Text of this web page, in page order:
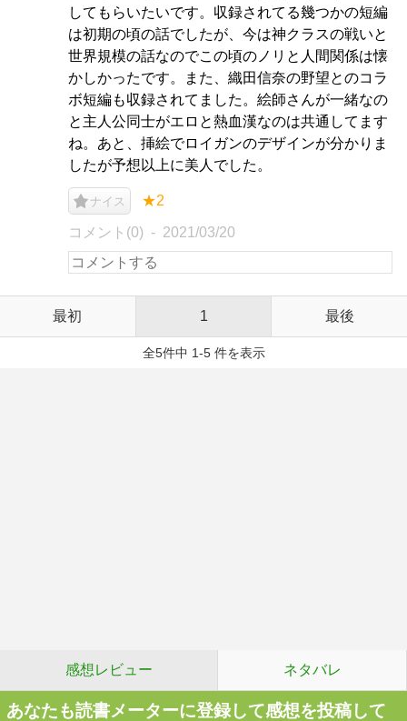
してもらいたいです。収録されてる幾つかの短編
は初期の頃の話でしたが、今は神クラスの戦いと
世界規模の話なのでこの頃のノリと人間関係は懐
かしかったです。また、織田信奈の野望とのコラ
ボ短編も収録されてました。絵師さんが一緒なの
と主人公同士がエロと熱血漢なのは共通してます
ね。あと、挿絵でロイガンのデザインが分かりま
したが予想以上に美人でした。
ナイス ★2
コメント(0) 2021/03/20
最初 1 最後
全5件中 1-5 件を表示
感想レビュー ネタバレ
あなたも読書メーターに登録して感想を投稿して